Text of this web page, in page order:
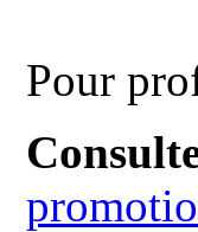
Pour